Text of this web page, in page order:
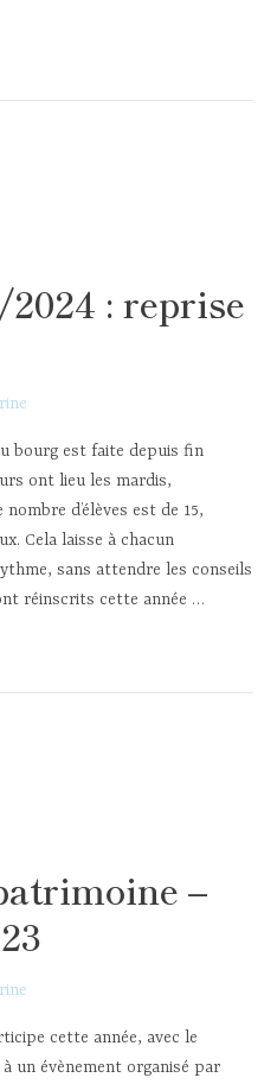
: reprise
bourg est faite depuis fin
ont lieu les mardis,
d’élèves est de 15,
Cela laisse à chacun
sans attendre les conseils
réinscrits cette année …
–
cette année, avec le
un évènement organisé par